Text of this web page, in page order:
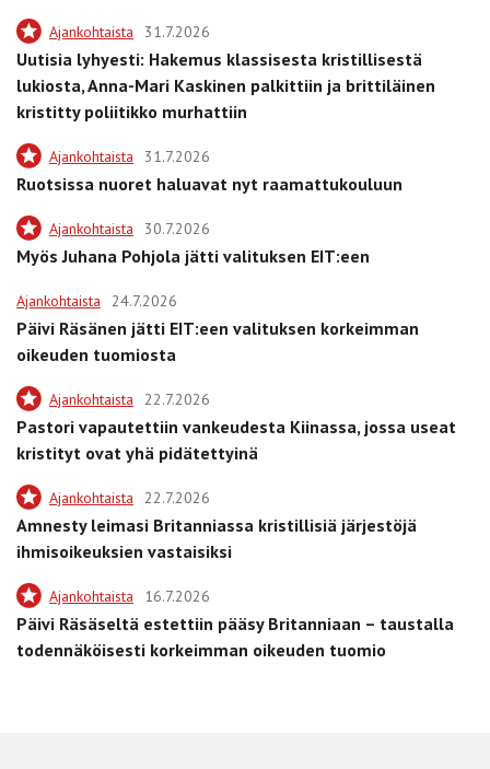
Ajankohtaista 31.7.2026
Uutisia lyhyesti: Hakemus klassisesta kristillisestä
lukiosta, Anna-Mari Kaskinen palkittiin ja brittiläinen
kristitty poliitikko murhattiin
Ajankohtaista 31.7.2026
Ruotsissa nuoret haluavat nyt raamattukouluun
Ajankohtaista 30.7.2026
Myös Juhana Pohjola jätti valituksen EIT:een
Ajankohtaista 24.7.2026
Päivi Räsänen jätti EIT:een valituksen korkeimman
oikeuden tuomiosta
Ajankohtaista 22.7.2026
Pastori vapautettiin vankeudesta Kiinassa, jossa useat
kristityt ovat yhä pidätettyinä
Ajankohtaista 22.7.2026
Amnesty leimasi Britanniassa kristillisiä järjestöjä
ihmisoikeuksien vastaisiksi
Ajankohtaista 16.7.2026
Päivi Räsäseltä estettiin pääsy Britanniaan – taustalla
todennäköisesti korkeimman oikeuden tuomio